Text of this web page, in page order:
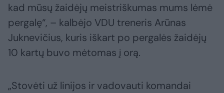
kad mūsų žaidėjų meistriškumas mums lėmė
pergalę“, – kalbėjo VDU treneris Arūnas
Juknevičius, kuris iškart po pergalės žaidėjų
10 kartų buvo mėtomas į orą.
„Stovėti už linijos ir vadovauti komandai